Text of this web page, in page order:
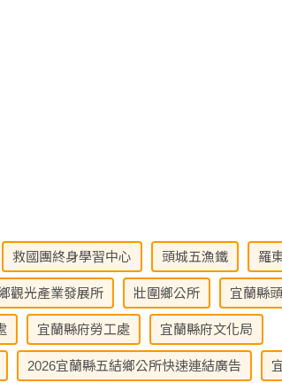
救國團終身學習中心 頭城五漁鐵 羅
觀光產業發展所 壯圍鄉公所 宜蘭縣
宜蘭縣府勞工處 宜蘭縣府文化局
2026宜蘭縣五結鄉公所快速連結廣告